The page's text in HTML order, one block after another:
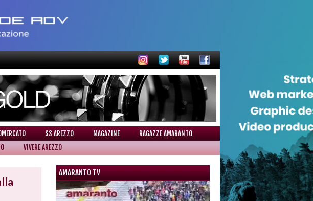
SS AREZZO MAGAZINE
RAGAZZE AMARANTO
VIVERE AREZZO
AMARANTO TV